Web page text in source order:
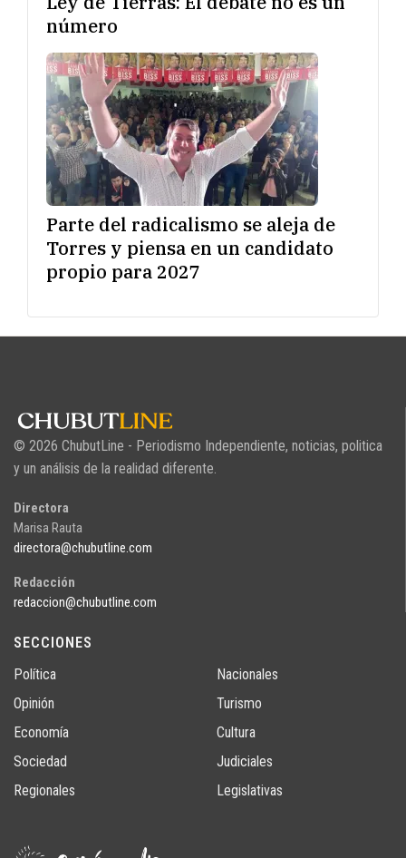
número
Parte del radicalismo se aleja de
Torres y piensa en un candidato
propio para 2027
© 2026 ChubutLine - Periodismo Independiente, noticias, politica
y un análisis de la realidad diferente.
Directora
Marisa Rauta
directora@chubutline.com
Redacción
redaccion@chubutline.com
SECCIONES
Política
Opinión
Economía
Sociedad
Regionales
Nacionales
Turismo
Cultura
Judiciales
Legislativas